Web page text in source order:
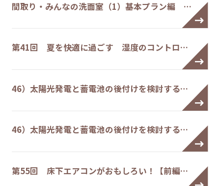
間取り・みんなの洗面室（1）基本プラン編 …
第41回 夏を快適に過ごす 湿度のコントロ…
46）太陽光発電と蓄電池の後付けを検討する…
46）太陽光発電と蓄電池の後付けを検討する…
第55回 床下エアコンがおもしろい！【前編…